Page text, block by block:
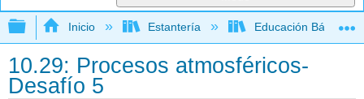
Expandir/contraer jerarquía global
Inicio Estantería Educación Básica
10.29: Procesos atmosféricos-
Desafío 5